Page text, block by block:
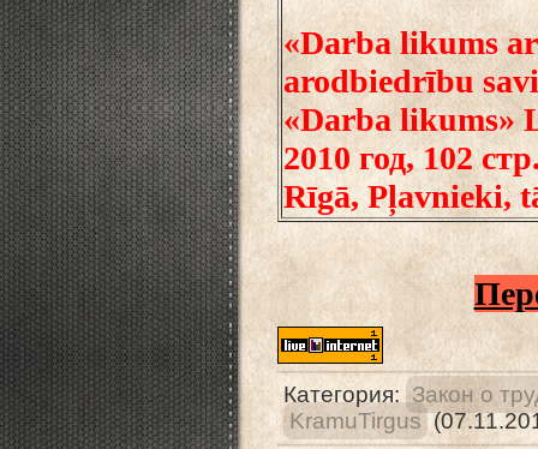
«Darba likums
arodbiedrību
«Darba likums»
2010 год, 102
Rīgā, Pļavnieki,
Категория: Закон о
KramuTirgus